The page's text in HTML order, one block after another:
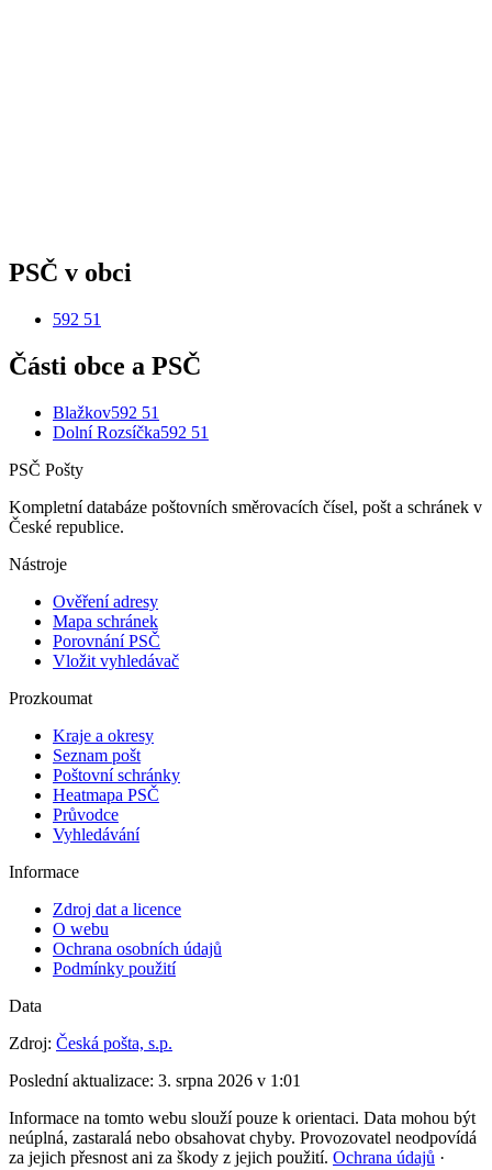
PSČ v obci
592 51
Části obce a PSČ
Blažkov592 51
Dolní Rozsíčka592 51
PSČ Pošty
Kompletní databáze poštovních směrovacích čísel, pošt a schránek v
České republice.
Nástroje
Ověření adresy
Mapa schránek
Porovnání PSČ
Vložit vyhledávač
Prozkoumat
Kraje a okresy
Seznam pošt
Poštovní schránky
Heatmapa PSČ
Průvodce
Vyhledávání
Informace
Zdroj dat a licence
O webu
Ochrana osobních údajů
Podmínky použití
Data
Zdroj: Česká pošta, s.p.
Poslední aktualizace: 3. srpna 2026 v 1:01
Informace na tomto webu slouží pouze k orientaci. Data mohou být
neúplná, zastaralá nebo obsahovat chyby. Provozovatel neodpovídá
za jejich přesnost ani za škody z jejich použití. Ochrana údajů ·